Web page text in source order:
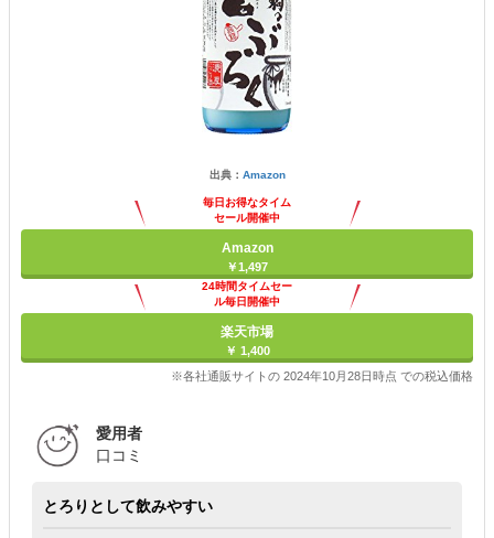
出典： Amazon
毎日お得なタイム
セール開催中
Amazon
￥1,497
24時間タイムセー
ル毎日開催中
楽天市場
￥ 1,400
※各社通販サイトの 2024年10月28日時点 での税込価格
愛用者
口コミ
とろりとして飲みやすい